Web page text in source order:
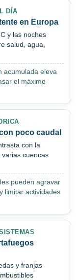
DÍA
en Europa
y las noches
salud, agua,
acumulada eleva
el máximo
poco caudal
con la
cuencas
pueden agravar
limitar actividades
y franjas